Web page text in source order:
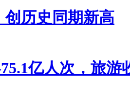
创历史同期新高
亿人次，旅游